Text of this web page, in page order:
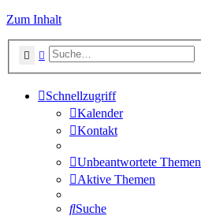
Zum Inhalt
SucheErweiterte Suche
Schnellzugriff
Kalender
Kontakt
Unbeantwortete Themen
Aktive Themen
Suche